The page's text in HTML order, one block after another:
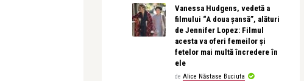
Vanessa Hudgens, vedetă a
filmului “A doua șansă”, alături
de Jennifer Lopez: Filmul
acesta va oferi femeilor și
fetelor mai multă încredere în
ele
de Alice Năstase Buciuta